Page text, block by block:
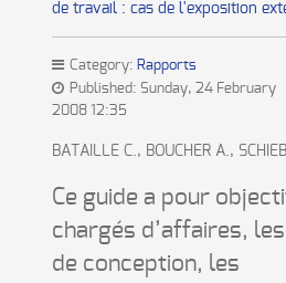
de travail : cas de l'exposition
Category: Rapports
Published: Sunday, 24 February
2008 12:35
BATAILLE C., BOUCHER A.,
Ce guide a pour
chargés d’affaires,
de conception, les